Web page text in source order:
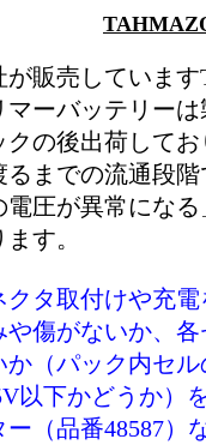
が販売していま
マーバッテリー
クの後出荷して
るまでの流通段
電圧が異常にな
す。
クタ取付けや充
や傷がないか、
か（パック内セ
以下かどうか）
ー（品番48587）